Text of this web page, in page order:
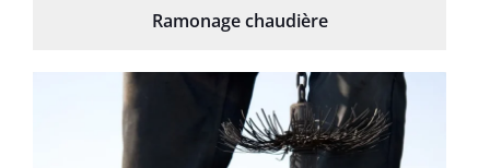
Ramonage chaudière